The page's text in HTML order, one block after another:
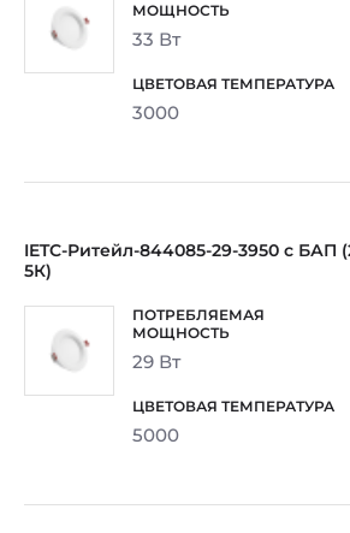
33 Вт
3000
IETC-Ритейл-844085-29-3950 с БАП
5К)
29 Вт
5000